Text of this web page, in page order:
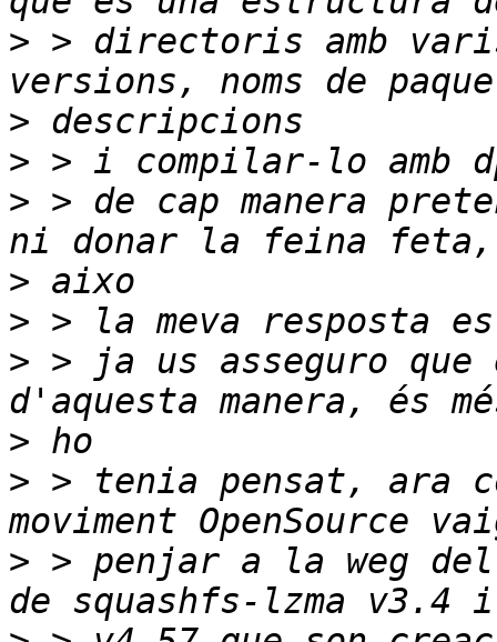
> > directoris amb
>
>
> > de cap manera
>
>
> > ja us asseguro que
>
> > tenia pensat, ara
> > penjar a la weg